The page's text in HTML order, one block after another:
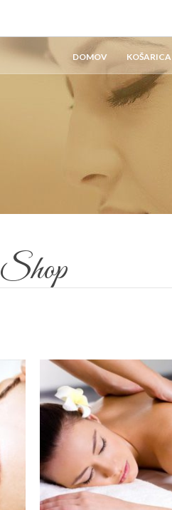
DOMOV KOŠARICA
Shop